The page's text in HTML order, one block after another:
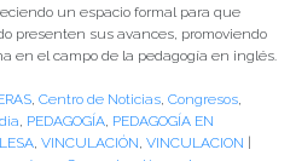
un espacio formal para que
presenten sus avances, promoviendo
en el campo de la pedagogía en inglés.
Centro de Noticias Congresos
PEDAGOGÍA PEDAGOGÍA EN
VINCULACIÓN VINCULACION |